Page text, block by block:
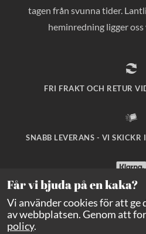
tagen från svunna tider.
heminredning ligger
FRI FRAKT OCH RETUR
SNABB LEVERANS - VI
SÄKRA BETALNINGAR MED
Får vi bjuda på en kaka?
Vi använder cookies för att ge
av webbplatsen. Genom att
policy.